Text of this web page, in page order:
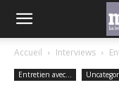
Accueil Interviews
Entretien avec...